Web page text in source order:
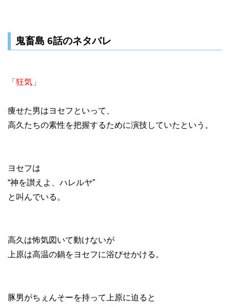
鬼畜島 6話のネタバレ
「狂気」
痩せた男はヨセフといって、
高久たちの素性を把握するために演技していたという。
ヨセフは
“神を讃えよ、ハレルヤ”
と叫んでいる。
高久は怖気図いて動けないが
上原は高温の鍋をヨセフに浴びせかける。
豚男がちぇんそーを持って上原に迫ると